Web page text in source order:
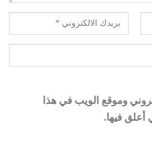
وموقع الويب في هذا
أعلق فيها.